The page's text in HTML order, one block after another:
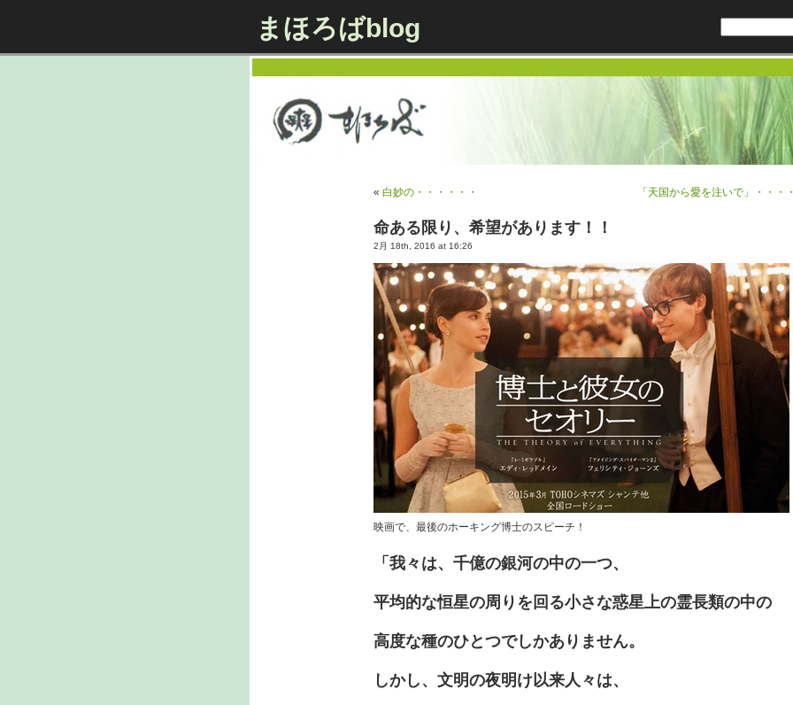
まほろばblog
« 白妙の・・・・・・ 「天国から愛を注いで」・・・
命ある限り、希望があります！！
2月 18th, 2016 at 16:26
映画で、最後のホーキング博士のスピーチ！
「我々は、千億の銀河の中の一つ、
平均的な恒星の周りを回る小さな惑星上の霊長類の中の
高度な種のひとつでしかありません。
しかし、文明の夜明け以来人々は、